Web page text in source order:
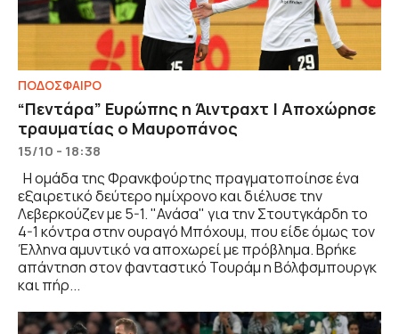
ΠΟΔΟΣΦΑΙΡΟ
“Πεντάρα” Ευρώπης η Άιντραχτ | Αποχώρησε
τραυματίας ο Μαυροπάνος
15/10 - 18:38
Η ομάδα της Φρανκφούρτης πραγματοποίησε ένα
εξαιρετικό δεύτερο ημίχρονο και διέλυσε την
Λεβερκούζεν με 5-1. "Ανάσα" για την Στουτγκάρδη το
4-1 κόντρα στην ουραγό Μπόχουμ, που είδε όμως τον
Έλληνα αμυντικό να αποχωρεί με πρόβλημα. Βρήκε
απάντηση στον φανταστικό Τουράμ η Βόλφσμπουργκ
και πήρ...